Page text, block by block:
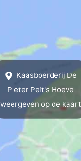
Kaasboerderij De
Pieter Peit's Hoeve
weergeven op de kaart